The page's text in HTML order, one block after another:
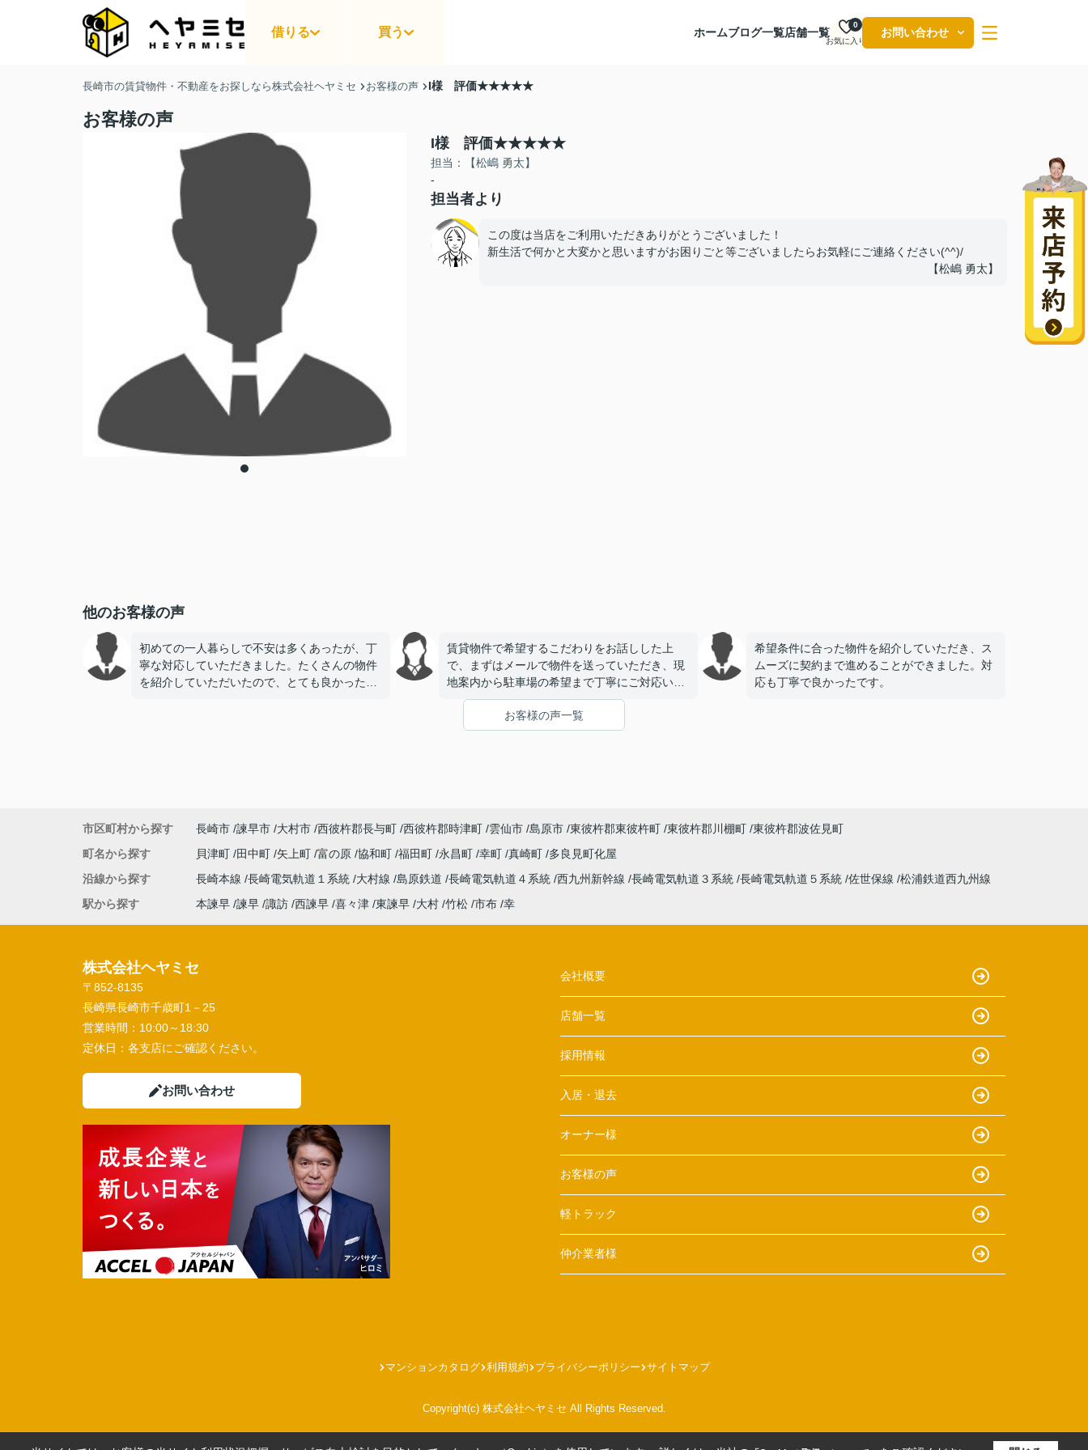
借りる 買う ホームブログ一覧店舗一覧
お気に入り
0
お問い合わせ
長崎市の賃貸物件・不動産をお探しなら株式会社ヘヤミセ お客様の声 I様 評価★★★★★
お客様の声
I様 評価★★★★★
担当：【松嶋 勇太】
-
担当者より
この度は当店をご利用いただきありがとうございました！
新生活で何かと大変かと思いますがお困りごと等ございましたらお気軽にご連絡ください(^^)/
【松嶋 勇太】
他のお客様の声
初めての一人暮らしで不安は多くあったが、丁
寧な対応していただきました。たくさんの物件
を紹介していただいたので、とても良かったで
賃貸物件で希望するこだわりをお話しした上
で、まずはメールで物件を送っていただき、現
地案内から駐車場の希望まで丁寧にご対応いた
だき、今回契約をさせていただきました。とて
も信頼できる会社様で安心してお任せできまし
た。感謝申し上げます。
希望条件に合った物件を紹介していただき、ス
ムーズに契約まで進めることができました。対
応も丁寧で良かったです。
お客様の声一覧
市区町村から探す 長崎市 諫早市 大村市 西彼杵郡長与町 西彼杵郡時津町 雲仙市 島原市 東彼杵郡東彼杵町 東彼杵郡川棚町 東彼杵郡波佐見町
町名から探す
貝津町 田中町 矢上町 富の原 協和町 福田町 永昌町 幸町 真崎町 多良見町化屋
沿線から探す
長崎本線 長崎電気軌道１系統 大村線 島原鉄道 長崎電気軌道４系統 西九州新幹線 長崎電気軌道３系統 長崎電気軌道５系統 佐世保線 松浦鉄道西九州線
駅から探す
本諫早 諫早 諏訪 西諫早 喜々津 東諫早 大村 竹松 市布 幸
株式会社ヘヤミセ
〒852-8135
長崎県長崎市千歳町1－25
営業時間： 10:00～18:30
定休日： 各支店にご確認ください。
お問い合わせ
会社概要
店舗一覧
採用情報
入居・退去
オーナー様
お客様の声
軽トラック
仲介業者様
マンションカタログ 利用規約 プライバシーポリシー サイトマップ
Copyright(c) 株式会社ヘヤミセ All Rights Reserved.